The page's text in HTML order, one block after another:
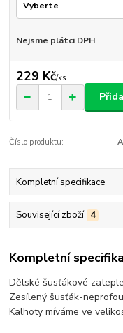
Nejsme plátci DPH
229 Kč/ks
Číslo produktu:
Kompletní specifikace
Související zboží 4
Kompletní
Dětské šusťákové
Zesílený šusťák-
Kalhoty míváme ve